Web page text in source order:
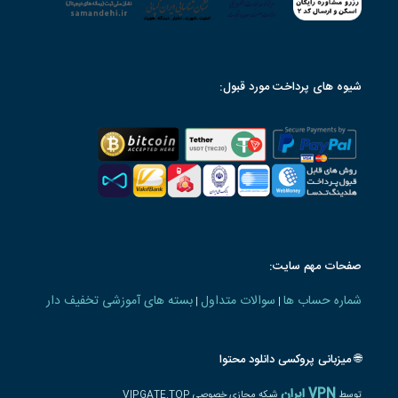
شیوه های پرداخت مورد قبول:
صفحات مهم سایت:
شماره حساب ها | سوالات متداول | بسته های آموزشی تخفیف دار
🌐 میزبانی پروکسی دانلود محتوا